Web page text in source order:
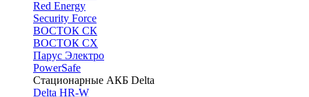
Red Energy
Security Force
ВОСТОК СК
ВОСТОК СХ
Парус Электро
PowerSafe
Стационарные АКБ Delta
Delta HR-W